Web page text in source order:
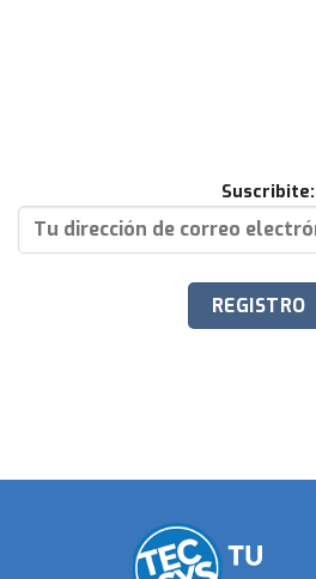
Suscribite: